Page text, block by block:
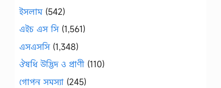
ইসলাম(542)
এইচ এস সি(1,561)
এসএসসি(1,348)
ঔষধি উদ্ভিদ ও প্রাণী (110)
গোপন সমস্যা (245)